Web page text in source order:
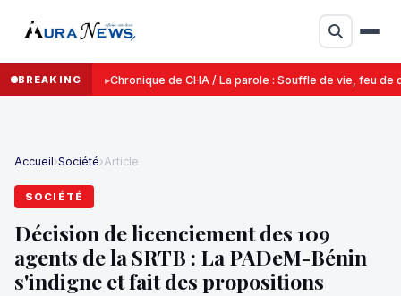
BREAKING Chronique de CHA / La parole : Souffle de vie, feu de
Accueil›Société›Article
SOCIÉTÉ
Décision de licenciement des 109
agents de la SRTB : La PADeM-Bénin
s'indigne et fait des propositions